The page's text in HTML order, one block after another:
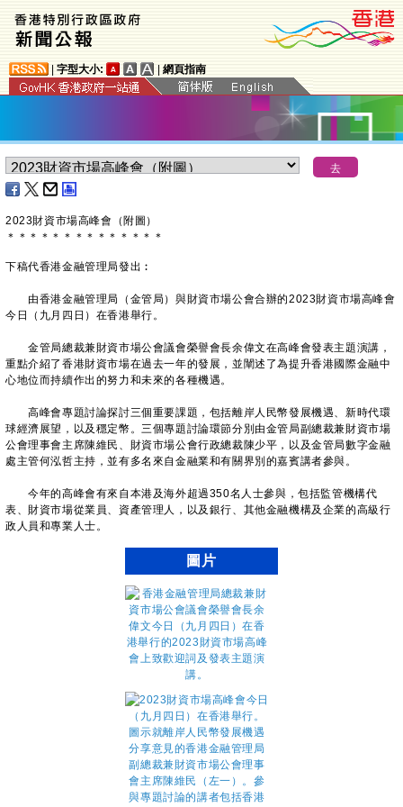
字型大小: 網頁指南
​2023財資市場高峰會（附圖）
＊ ＊ ＊ ＊ ＊ ＊ ＊ ＊ ＊ ＊ ＊ ＊ ＊ ＊
下稿代香港金融管理局發出︰
由香港金融管理局（金管局）與財資市場公會合辦的2023財資市場高峰會
今日（九月四日）在香港舉行。
金管局總裁兼財資市場公會議會榮譽會長余偉文在高峰會發表主題演講，
重點介紹了香港財資市場在過去一年的發展，並闡述了為提升香港國際金融中
心地位而持續作出的努力和未來的各種機遇。
高峰會專題討論探討三個重要課題，包括離岸人民幣發展機遇、新時代環
球經濟展望，以及穩定幣。三個專題討論環節分別由金管局副總裁兼財資市場
公會理事會主席陳維民、財資市場公會行政總裁陳少平，以及金管局數字金融
處主管何泓哲主持，並有多名來自金融業和有關界別的嘉賓講者參與。
今年的高峰會有來自本港及海外超過350名人士參與，包括監管機構代
表、財資市場從業員、資產管理人，以及銀行、其他金融機構及企業的高級行
政人員和專業人士。
圖片